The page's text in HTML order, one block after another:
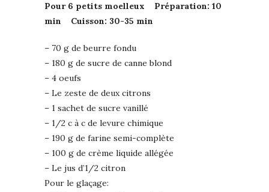
Pour 6 petits moelleux Préparation: 10
min Cuisson: 30-35 min
– 70 g de beurre fondu
– 180 g de sucre de canne blond
– 4 oeufs
– Le zeste de deux citrons
– 1 sachet de sucre vanillé
– 1/2 c à c de levure chimique
– 190 g de farine semi-complète
– 100 g de crème liquide allégée
– Le jus d’1/2 citron
Pour le glaçage: